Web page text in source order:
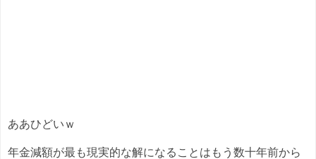
ああひどいｗ
年金減額が最も現実的な解になることはもう数十年前から